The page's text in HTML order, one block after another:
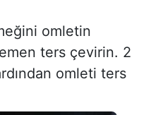
omletin
ters çevirin. 2
omleti ters